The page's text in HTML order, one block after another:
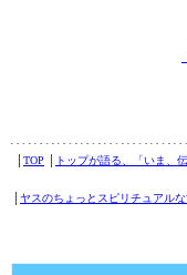
TOP トップが語る、「いま、
ヤスのちょっとスピリチュアル